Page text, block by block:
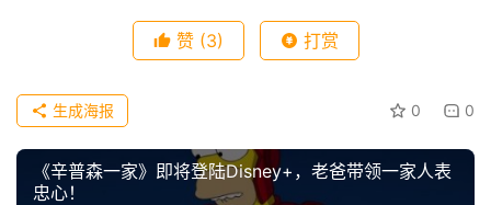
赞 (3) 打赏
0 0
生成海报
《辛普森一家》即将登陆Disney+，老爸带领一家人表
忠心！